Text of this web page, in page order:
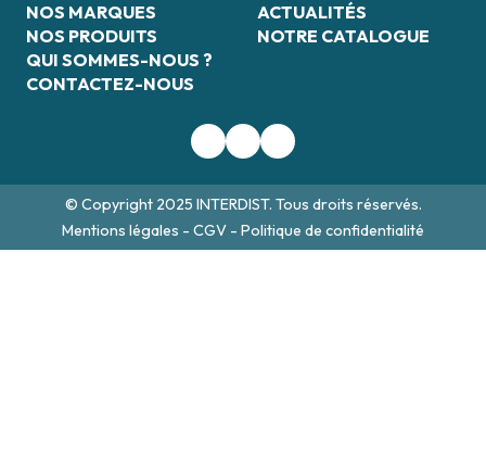
NOS MARQUES
NOS PRODUITS
QUI SOMMES-NOUS ?
CONTACTEZ-NOUS
ACTUALITÉS
NOTRE CATALOGUE
© Copyright 2025 INTERDIST. Tous droits réservés.
Mentions légales - CGV - Politique de confidentialité